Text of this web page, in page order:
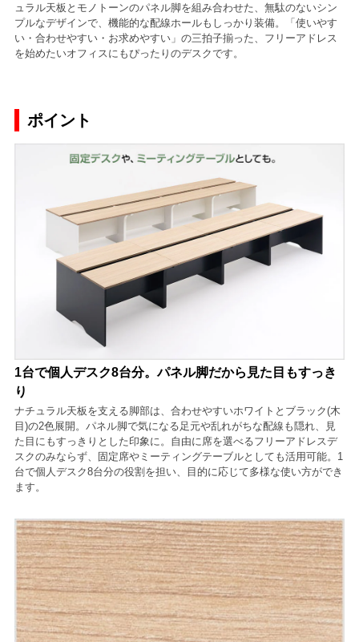
ュラル天板とモノトーンのパネル脚を組み合わせた、無駄のないシン
プルなデザインで、機能的な配線ホールもしっかり装備。「使いやす
い・合わせやすい・お求めやすい」の三拍子揃った、フリーアドレス
を始めたいオフィスにもぴったりのデスクです。
ポイント
1台で個人デスク8台分。パネル脚だから見た目もすっき
り
ナチュラル天板を支える脚部は、合わせやすいホワイトとブラック(木
目)の2色展開。パネル脚で気になる足元や乱れがちな配線も隠れ、見
た目にもすっきりとした印象に。自由に席を選べるフリーアドレスデ
スクのみならず、固定席やミーティングテーブルとしても活用可能。1
台で個人デスク8台分の役割を担い、目的に応じて多様な使い方ができ
ます。